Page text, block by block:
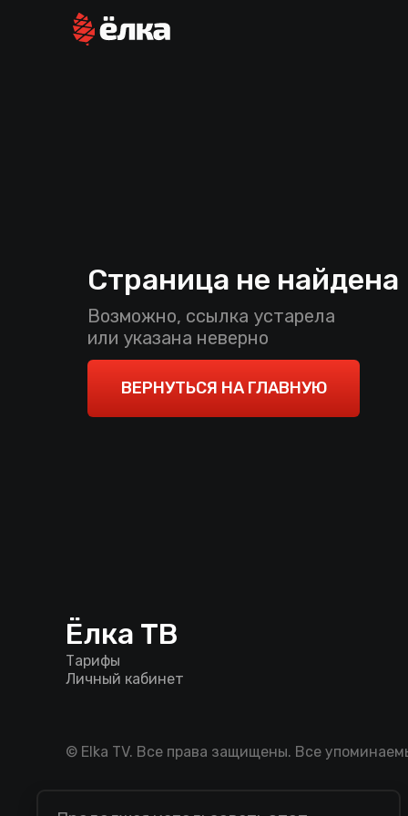
Страница не найдена
Возможно, ссылка устарела
или указана неверно
ВЕРНУТЬСЯ НА ГЛАВНУЮ
Ёлка ТВ
Тарифы
Личный кабинет
© Elka TV. Все права защищены. Все